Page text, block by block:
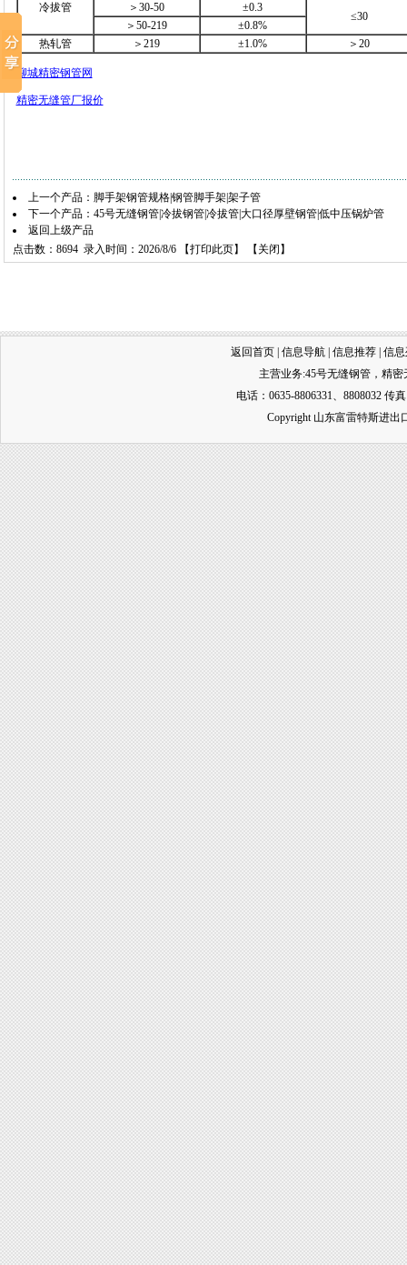
冷拔管
＞30-50
±0.3
≤30
＞50-219
±0.8%
热轧管
＞219 ±1.0% ＞20
聊城精密钢管网
精密无缝管厂报价
上一个产品： 脚手架钢管规格|钢管脚手架|架子管
下一个产品： 45号无缝钢管|冷拔钢管|冷拔管|大口径厚壁钢管|低中压锅炉管
返回上级产品
点击数：8694 录入时间：2026/8/6 【打印此页】 【 关闭 】
返回首页 信息导航 信息推荐 信
主营业务:45号无缝钢管， 精密
电话：0635-8806331、8808032 传
Copyright 山东富雷特斯进